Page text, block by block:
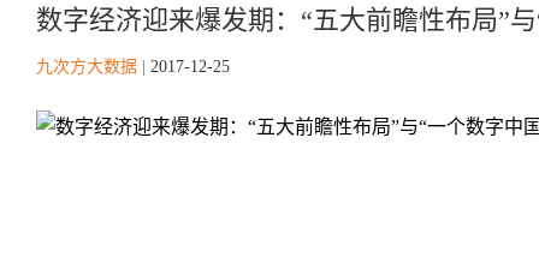
数字经济迎来爆发期：“五大前瞻性布局”
九次方大数据 2017-12-25